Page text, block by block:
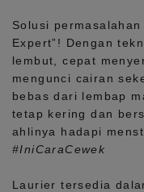
Solusi
Expert”! Dengan
lembut, cepat
mengunci cairan
bebas dari lembap
tetap kering dan
ahlinya hadapi
#IniCaraCewek
Laurier tersedia